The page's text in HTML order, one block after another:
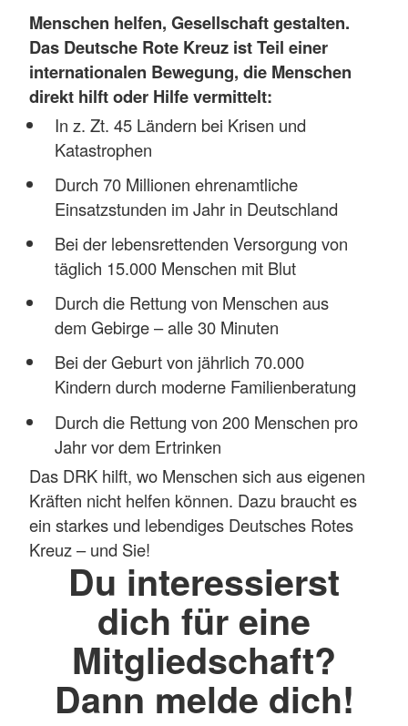
Menschen helfen, Gesellschaft gestalten.
Das Deutsche Rote Kreuz ist Teil einer
internationalen Bewegung, die Menschen
direkt hilft oder Hilfe vermittelt:
In z. Zt. 45 Ländern bei Krisen und
Katastrophen
Durch 70 Millionen ehrenamtliche
Einsatzstunden im Jahr in Deutschland
Bei der lebensrettenden Versorgung von
täglich 15.000 Menschen mit Blut
Durch die Rettung von Menschen aus
dem Gebirge – alle 30 Minuten
Bei der Geburt von jährlich 70.000
Kindern durch moderne Familienberatung
Durch die Rettung von 200 Menschen pro
Jahr vor dem Ertrinken
Das DRK hilft, wo Menschen sich aus eigenen
Kräften nicht helfen können. Dazu braucht es
ein starkes und lebendiges Deutsches Rotes
Kreuz – und Sie!
Du interessierst
dich für eine
Mitgliedschaft?
Dann melde dich!